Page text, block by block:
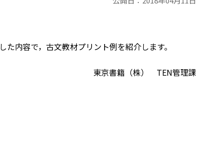
内容で，古文教材プリント例を紹介します。
東京書籍（株） TEN管理課